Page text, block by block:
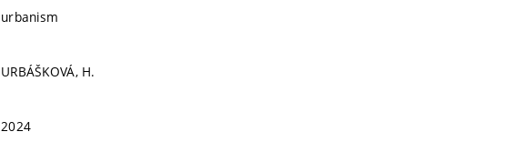
urbanism
URBÁŠKOVÁ, H.
2024